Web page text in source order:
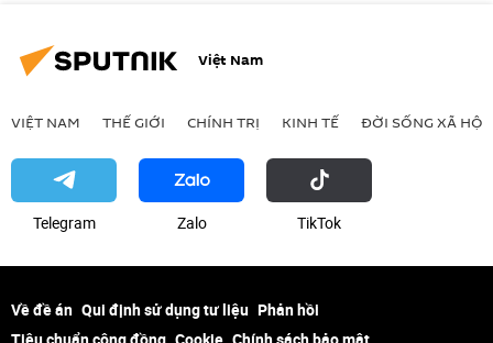
Việt Nam
VIỆT NAM THẾ GIỚI CHÍNH TRỊ KINH TẾ ĐỜI SỐNG XÃ HỘI
Telegram Zalo ТikТоk
Về đề án Qui định sử dụng tư liệu Phản hồi